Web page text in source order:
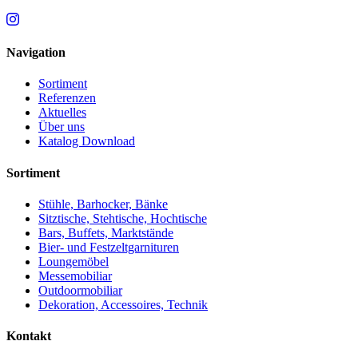
Navigation
Sortiment
Referenzen
Aktuelles
Über uns
Katalog Download
Sortiment
Stühle, Barhocker, Bänke
Sitztische, Stehtische, Hochtische
Bars, Buffets, Marktstände
Bier- und Festzeltgarnituren
Loungemöbel
Messemobiliar
Outdoormobiliar
Dekoration, Accessoires, Technik
Kontakt